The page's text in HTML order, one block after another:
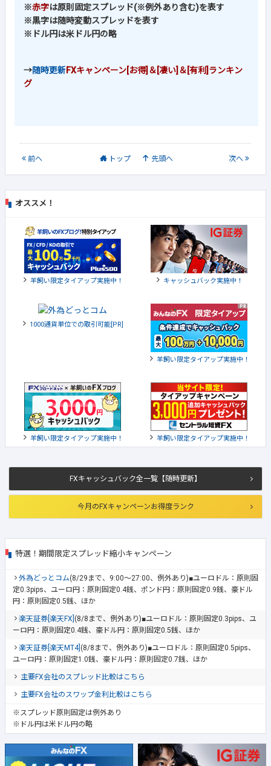
※赤字は原則固定スプレッド(※例外あり含む)を表す
※黒字は随時変動スプレッドを表す
※ドル円は米ドル円の略
→随時更新FXキャンペーン[お得]＆[凄い]＆[有利]ランキン
グ
前へ トップ 先頭へ 次へ
FXキャッシュバック全一覧【随時更新】
今月のFXキャンペーンお得度ランク
特選！期間限定スプレッド縮小キャンペーン
外為どっとコム(8/29まで、9:00～27:00、例外あり)■ユーロドル：原則固
定0.3pips、ユーロ円：原則固定0.4銭、ポンド円：原則固定0.9銭、豪ドル
円：原則固定0.5銭、ほか
楽天証券[楽天FX] (8/8まで、例外あり)■ユーロドル：原則固定0.3pips、ユ
ーロ円：原則固定0.4銭、豪ドル円：原則固定0.5銭、ほか
楽天証券[楽天MT4] (8/8まで、例外あり)■ユーロドル：原則固定0.5pips、
ユーロ円：原則固定1.0銭、豪ドル円：原則固定0.7銭、ほか
主要FX会社のスプレッド比較はこちら
主要FX会社のスワップ金利比較はこちら
※スプレッド原則固定は例外あり
※ドル円は米ドル円の略
オススメ！
羊飼い限定タイアップ実施中！ キャッシュバック実施中！
1000通貨単位での取引可能[PR]
羊飼い限定タイアップ実施中！
羊飼い限定タイアップ実施中！ 羊飼い限定タイアップ実施中！